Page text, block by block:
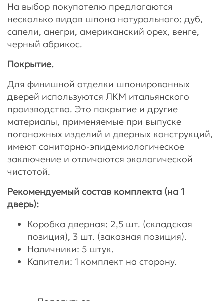
На выбор покупателю предлагаются
несколько видов шпона натурального: дуб,
сапели, анегри, американский орех, венге,
черный абрикос.
Покрытие.
Для финишной отделки шпонированных
дверей используются ЛКМ итальянского
производства. Это покрытие и другие
материалы, применяемые при выпуске
погонажных изделий и дверных конструкций,
имеют санитарно-эпидемиологическое
заключение и отличаются экологической
чистотой.
Рекомендуемый состав комплекта (на 1
дверь):
Коробка дверная: 2,5 шт. (складская
позиция), 3 шт. (заказная позиция).
Наличники: 5 штук.
Капители: 1 комплект на сторону.